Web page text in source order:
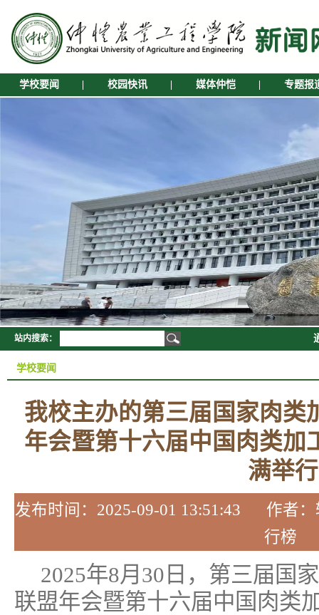
学校要闻 校园快讯 媒体仲恺 专题报
站内搜索：
学校要闻
我校主办的第三届国家肉类
年会暨第十六届中国肉类加
满举行
发布时间：2025-09-01 13:51:43 作者
行榜
2025年8月30日，第三届国
联盟年会暨第十六届中国肉类